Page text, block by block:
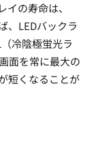
の寿命は、
、LEDバックラ
冷陰極蛍光ラ
面を常に最大の
短くなることが